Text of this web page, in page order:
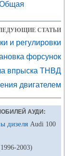
Общая
СТАТЬИ
и регулировки
форсунок
впрыска ТНВД
двигателем
АУДИ:
дизеля Audi 100
2003)